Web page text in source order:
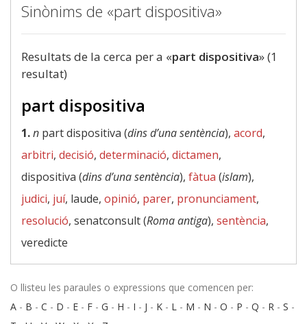
Sinònims de «part dispositiva»
Resultats de la cerca per a «part dispositiva» (1
resultat)
part dispositiva
1.n part dispositiva (dins d’una sentència), acord,
arbitri, decisió, determinació, dictamen,
dispositiva (dins d’una sentència), fàtua (islam),
judici, juí, laude, opinió, parer, pronunciament,
resolució, senatconsult (Roma antiga), sentència,
veredicte
O llisteu les paraules o expressions que comencen per:
A - B - C - D - E - F - G - H - I - J - K - L - M - N - O - P - Q - R - S -